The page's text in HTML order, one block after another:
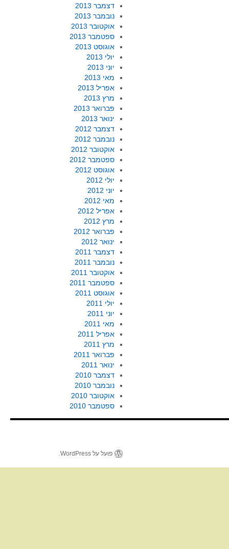
דצמבר 2013
נובמבר 2013
אוקטובר 2013
ספטמבר 2013
אוגוסט 2013
יולי 2013
יוני 2013
מאי 2013
אפריל 2013
מרץ 2013
פברואר 2013
ינואר 2013
דצמבר 2012
נובמבר 2012
אוקטובר 2012
ספטמבר 2012
אוגוסט 2012
יולי 2012
יוני 2012
מאי 2012
אפריל 2012
מרץ 2012
פברואר 2012
ינואר 2012
דצמבר 2011
נובמבר 2011
אוקטובר 2011
ספטמבר 2011
אוגוסט 2011
יולי 2011
יוני 2011
מאי 2011
אפריל 2011
מרץ 2011
פברואר 2011
ינואר 2011
דצמבר 2010
נובמבר 2010
אוקטובר 2010
ספטמבר 2010
פועל על WordPress.